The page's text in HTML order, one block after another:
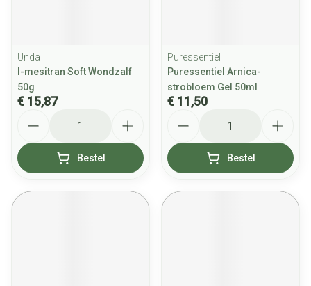
Unda
l-mesitran Soft Wondzalf
50g
€ 15,87
Bestel
Puressentiel
Puressentiel Arnica-
strobloem Gel 50ml
€ 11,50
Bestel